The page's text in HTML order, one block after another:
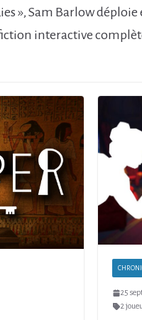
», Sam Barlow
interactive
25
2